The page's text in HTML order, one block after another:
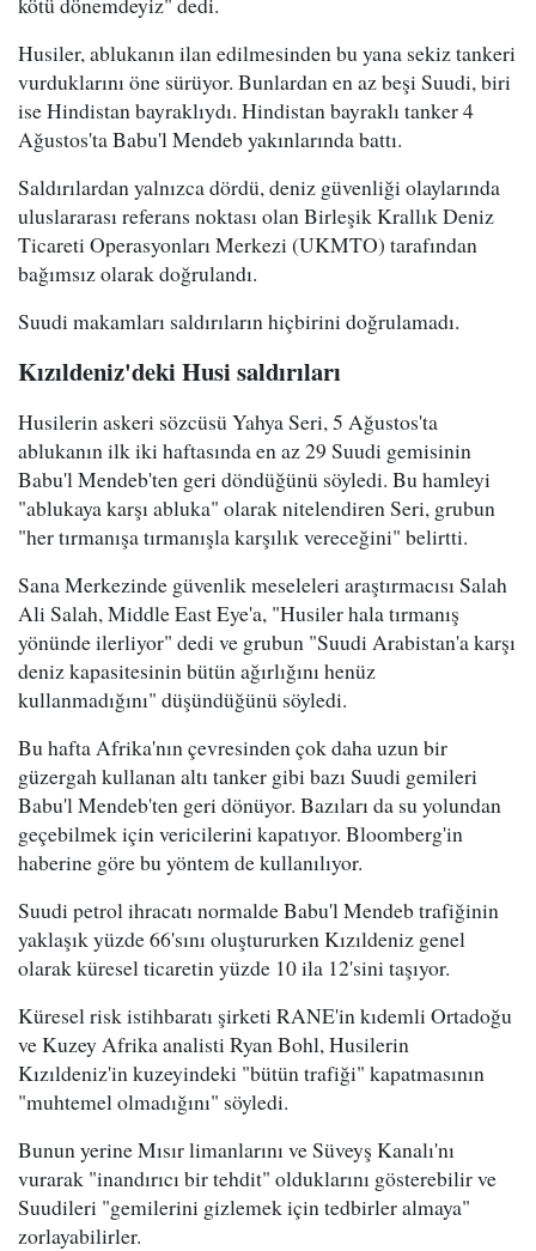
Husiler, ablukanın ilan edilmesinden bu yana sekiz tankeri
vurduklarını öne sürüyor. Bunlardan en az beşi Suudi, biri
ise Hindistan bayraklıydı. Hindistan bayraklı tanker 4
Ağustos'ta Babu'l Mendeb yakınlarında battı.
Saldırılardan yalnızca dördü, deniz güvenliği olaylarında
uluslararası referans noktası olan Birleşik Krallık Deniz
Ticareti Operasyonları Merkezi (UKMTO) tarafından
bağımsız olarak doğrulandı.
Suudi makamları saldırıların hiçbirini doğrulamadı.
Kızıldeniz'deki Husi saldırıları
Husilerin askeri sözcüsü Yahya Seri, 5 Ağustos'ta
ablukanın ilk iki haftasında en az 29 Suudi gemisinin
Babu'l Mendeb'ten geri döndüğünü söyledi. Bu hamleyi
"ablukaya karşı abluka" olarak nitelendiren Seri, grubun
"her tırmanışa tırmanışla karşılık vereceğini" belirtti.
Sana Merkezinde güvenlik meseleleri araştırmacısı Salah
Ali Salah, Middle East Eye'a, "Husiler hala tırmanış
yönünde ilerliyor" dedi ve grubun "Suudi Arabistan'a karşı
deniz kapasitesinin bütün ağırlığını henüz
kullanmadığını" düşündüğünü söyledi.
Bu hafta Afrika'nın çevresinden çok daha uzun bir
güzergah kullanan altı tanker gibi bazı Suudi gemileri
Babu'l Mendeb'ten geri dönüyor. Bazıları da su yolundan
geçebilmek için vericilerini kapatıyor. Bloomberg'in
haberine göre bu yöntem de kullanılıyor.
Suudi petrol ihracatı normalde Babu'l Mendeb trafiğinin
yaklaşık yüzde 66'sını oluştururken Kızıldeniz genel
olarak küresel ticaretin yüzde 10 ila 12'sini taşıyor.
Küresel risk istihbaratı şirketi RANE'in kıdemli Ortadoğu
ve Kuzey Afrika analisti Ryan Bohl, Husilerin
Kızıldeniz'in kuzeyindeki "bütün trafiği" kapatmasının
"muhtemel olmadığını" söyledi.
Bunun yerine Mısır limanlarını ve Süveyş Kanalı'nı
vurarak "inandırıcı bir tehdit" olduklarını gösterebilir ve
Suudileri "gemilerini gizlemek için tedbirler almaya"
zorlayabilirler.